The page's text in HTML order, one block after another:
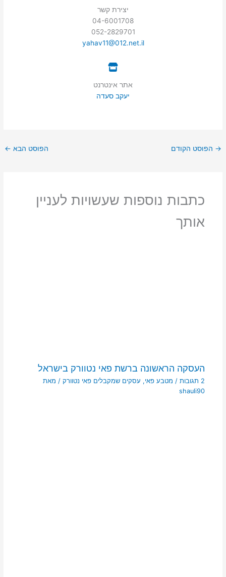
יצירת קשר
04-6001708
052-2829701
yahav11@012.net.il
אתר אינטרנט
יעקב סעדה
→ הפוסט הקודם הפוסט הבא ←
כתבות נוספות שעשויות לעניין
אותך
העסקה הראשונה ברשת פאי נטוורק בישראל
2 תגובות / מטבע פאי, עסקים שמקבלים פאי נטוורק/ מאת
shauli90